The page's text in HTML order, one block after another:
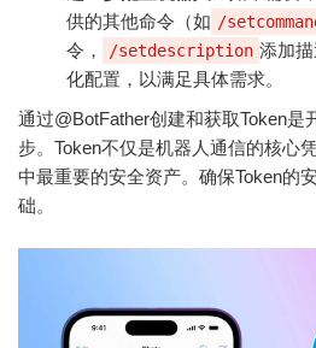
供的其他命令（如 /
令，
/setdescription 添加
化配置，以满足具体需求。
通过@BotFather创建和获取Token是
步。Token不仅是机器人通信的核心
中最重要的安全资产。确保Token的
础。